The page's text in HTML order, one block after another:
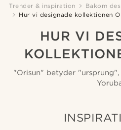
Trender & inspiration
Bakom
Hur vi designade kollektionen
HUR VI
"Orisun" betyder